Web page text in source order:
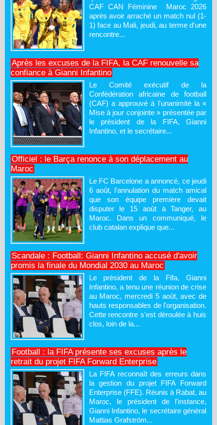
CAF CAN Féminine Maroc 2026
après avoir arraché un match nul (1-
1) face au Mali, jeudi, au terme d'une
rencontre...
Après les excuses de la FIFA, la CAF renouvelle sa
confiance à Gianni Infantino
Le Comité exécutif de la
Confédération africaine de football
(CAF) a approuvé à l'unanimité la «
Mise à jour conjointe » présentée par
le président de la FIFA, Gianni
Infantino, et le secrétaire...
Officiel : le Barça renonce à son déplacement au
Maroc
Le FC Barcelone a annoncé, ce jeudi
6 août, l'annulation du match amical
que son équipe première devait
disputer le 15 août à Tanger, au
Maroc. Dans un communiqué, le
club catalan explique que...
Scandale : Football: Gianni Infantino accusé d'avoir
promis la finale du Mondial 2030 au Maroc
Le président de la Fifa, Gianni
Infantino, a tenu une réunion de crise
au Maroc, mercredi 5 août, avec de
hauts responsables de l'organisation.
Cette rencontre s'est déroulée à huis
clos, loin de la...
Football : la FIFA présente ses excuses après le
retrait du projet FIFA Forward Enterprise
La FIFA reconnaît des erreurs dans
la gestion du projet FIFA Forward
Enterprise (FFE). Réunis à Rabat, au
Maroc, le président de l'instance,
Gianni Infantino, le secrétaire général
Mattias Grafström...